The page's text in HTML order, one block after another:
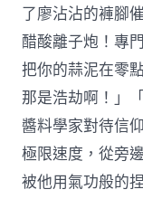
了廖沾沾的褲腳
醋酸離子炮！專
把你的蒜泥在零
那是浩劫啊！」
醬料學家對待信
極限速度，從旁
被他用氣功般的